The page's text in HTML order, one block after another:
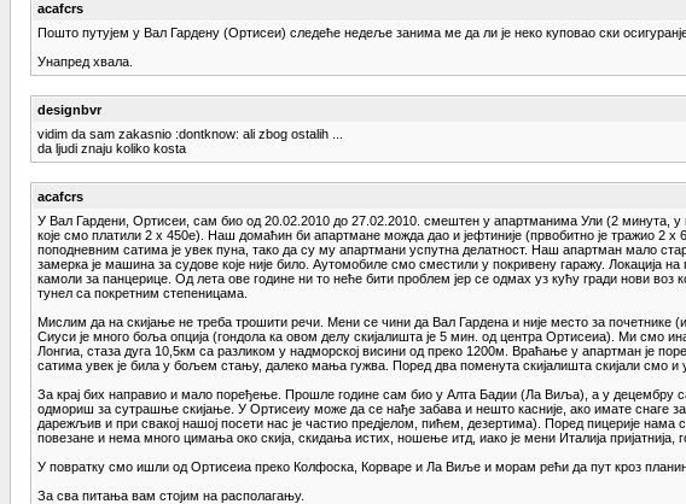
acafcrs
Пошто путујем у Вал Гардену (Ортисеи) следеће недеље занима ме да ли је неко куповао ски
Унапред хвала.
designbvr
vidim da sam zakasnio :dontknow: ali zbog ostalih ...
da ljudi znaju koliko kosta
acafcrs
У Вал Гардени, Ортисеи, сам био од 20.02.2010 до 27.02.2010. смештен у апартманима Ули (2 минута,
које смо платили 2 x 450е). Наш домаћин би апартмане можда дао и јефтиније (првобитно је тражио 2
поподневним сатима је увек пуна, тако да су му апартмани успутна делатност. Наш апартман мало
замерка је машина за судове које није било. Аутомобиле смо сместили у покривену гаражу. Локација
камоли за панцерице. Од лета ове године ни то неће бити проблем јер се одмах уз кућу гради нови воз
тунел са покретним степеницама.
Мислим да на скијање не треба трошити речи. Мени се чини да Вал Гардена и није место за почетнике
Сиуси је много боља опција (гондола ка овом делу скијалишта је 5 мин. од центра Ортисеиа). Ми смо
Лонгиа, стаза дуга 10,5км са разликом у надморској висини од преко 1200м. Враћање у апартман је
сатима увек је била у бољем стању, далеко мања гужва. Поред два поменута скијалишта скијали смо
За крај бих направио и мало поређење. Прошле године сам био у Алта Бадии (Ла Виља), а у децембру
одмориш за сутрашње скијање. У Ортисеиу може да се нађе забава и нешто касније, ако имате снаге
дарежљив и при свакој нашој посети нас је частио предјелом, пићем, дезертима). Поред пицерије
повезане и нема много цимања око скија, скидања истих, ношење итд, иако је мени Италија пријатнија,
У повратку смо ишли од Ортисеиа преко Колфоска, Корваре и Ла Виље и морам рећи да пут кроз
За сва питања вам стојим на располагању.